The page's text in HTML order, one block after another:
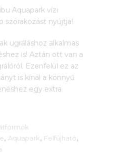
Aquapark vízi
szórakozást nyújtja!
ugráláshoz alkalmas
is! Aztán ott van a
Ezenfelül ez az
is kínál a könnyű
egy extra
, Aquapark, Felfújható,